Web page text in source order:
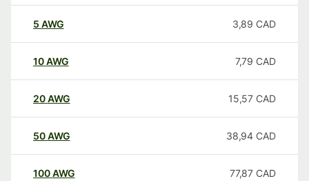
5 AWG 3,89 CAD
10AWG 7,79 CAD
20AWG 15,57 CAD
50AWG 38,94 CAD
100AWG 77,87 CAD